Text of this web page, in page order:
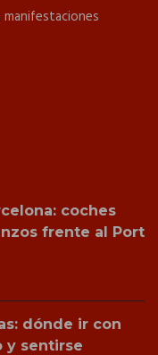
coches
frente al Port
dónde ir con
y sentirse